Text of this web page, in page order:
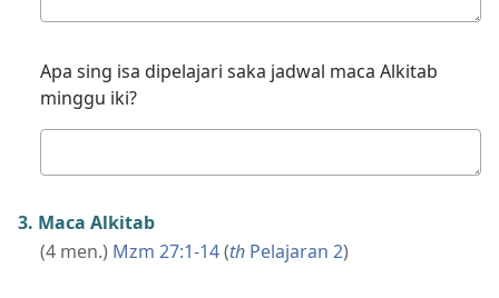
njenengan
Apa sing isa dipelajari saka jadwal maca Alkitab
minggu iki?
njenengan
3. Maca Alkitab
(4 men.) Mzm 27:​1-14(th Pelajaran 2)